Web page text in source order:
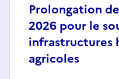
Prolongation
2026 pour le
infrastructures
agricoles